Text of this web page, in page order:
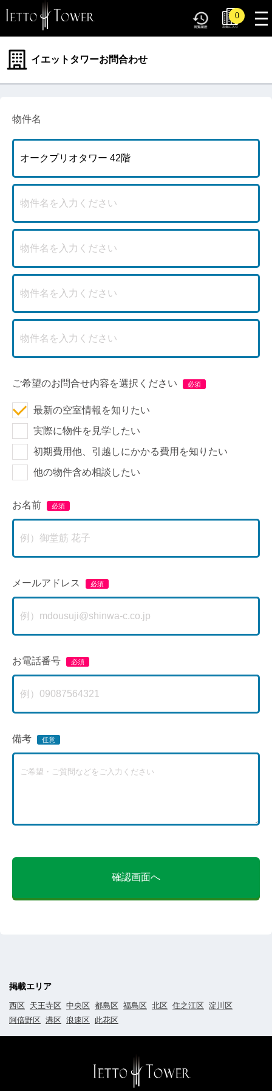
0
イエットタワーお問合わせ
物件名
ご希望のお問合せ内容を選択ください
最新の空室情報を知りたい
実際に物件を見学したい
初期費用他、引越しにかかる費用を知りたい
他の物件含め相談したい
お名前
メールアドレス
お電話番号
備考
確認画面へ
掲載エリア
西区 天王寺区 中央区 都島区 福島区 北区 住之江区 淀川区
阿倍野区 港区 浪速区 此花区